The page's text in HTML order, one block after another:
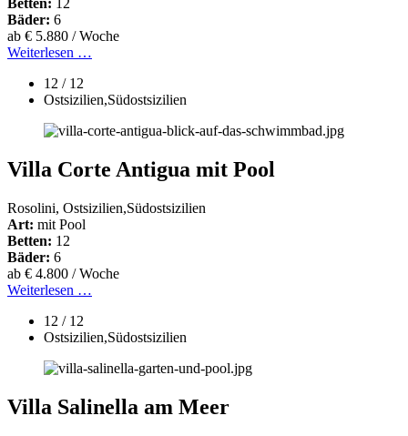
Betten: 12
Bäder: 6
ab € 5.880 / Woche
Weiterlesen …
12 / 12
Ostsizilien,Südostsizilien
Villa Corte Antigua mit Pool
Rosolini, Ostsizilien,Südostsizilien
Art: mit Pool
Betten: 12
Bäder: 6
ab € 4.800 / Woche
Weiterlesen …
12 / 12
Ostsizilien,Südostsizilien
Villa Salinella am Meer